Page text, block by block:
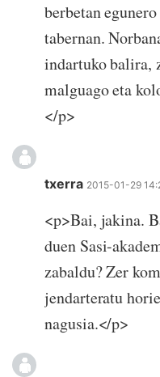
berbetan
tabernan.
indartuko balira,
malguago eta
</p>
txerra 2015-01-29
<p>Bai, jakina.
duen Sasi-
zabaldu? Zer
jendarteratu
nagusia.</p>